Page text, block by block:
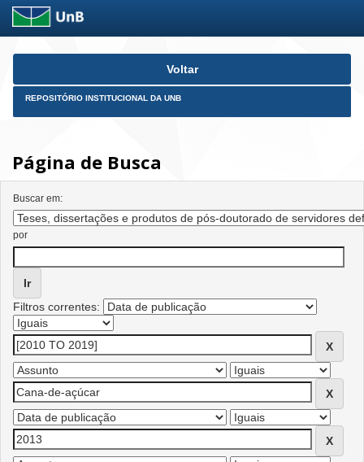
Skip
Voltar
REPOSITÓRIO INSTITUCIONAL DA UNB
Página de Busca
Buscar em:
por
Filtros correntes: